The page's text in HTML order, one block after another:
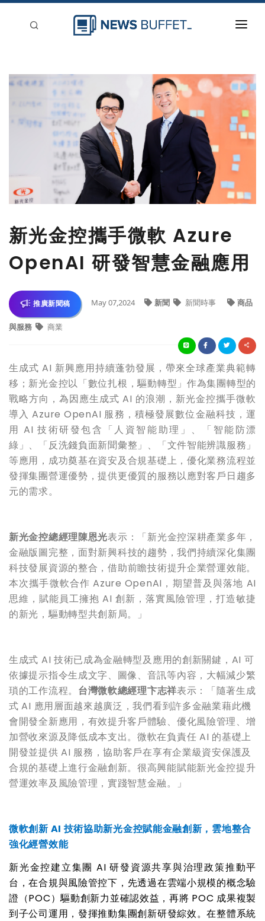
新聞稿分類
登入
刊登
新光金控攜手微軟 Azure
OpenAI 研發智慧金融應用
推廣新聞稿 May 07,2024 新聞 新聞時事 商品
與服務 商業
生成式 AI 新興應用持續蓬勃發展，帶來全球產業典範轉
移；新光金控以「數位扎根，驅動轉型」作為集團轉型的
戰略方向，為因應生成式 AI 的浪潮，新光金控攜手微軟
導入 Azure OpenAI 服務，積極發展數位金融科技，運
用 AI 技術研發包含「人資智能助理」、「智能防漂
綠」、「反洗錢負面新聞彙整」、「文件智能辨識服務」
等應用，成功奠基在資安及合規基礎上，優化業務流程並
發揮集團營運優勢，提供更優質的服務以應對客戶日趨多
元的需求。
新光金控總經理陳恩光表示：「新光金控深耕產業多年，
金融版圖完整，面對新興科技的趨勢，我們持續深化集團
科技發展資源的整合，借助前瞻技術提升企業營運效能。
本次攜手微軟合作 Azure OpenAI，期望普及與落地 AI
思維，賦能員工擁抱 AI 創新，落實風險管理，打造敏捷
的新光，驅動轉型共創新局。」
生成式 AI 技術已成為金融轉型及應用的創新關鍵，AI 可
依據提示指令生成文字、圖像、音訊等內容，大幅減少繁
瑣的工作流程。 台灣微軟總經理卞志祥表示：「隨著生成
式 AI 應用層面越來越廣泛，我們看到許多金融業藉此機
會開發全新應用，有效提升客戶體驗、優化風險管理、增
加營收來源及降低成本支出。微軟在負責任 AI 的基礎上
開發並提供 AI 服務，協助客戶在享有企業級資安保護及
合規的基礎上進行金融創新。很高興能賦能新光金控提升
營運效率及風險管理，實踐智慧金融。」
微軟創新 AI 技術協助新光金控賦能金融創新，雲地整合
強化經營效能
新光金控建立集團 AI研發資源共享與治理政策推動平
台，在合規與風險管控下，先透過在雲端小規模的概念驗
證（POC）驅動創新力並確認效益，再將 POC成果複製
到子公司運用，發揮推動集團創新研發綜效。在整體系統